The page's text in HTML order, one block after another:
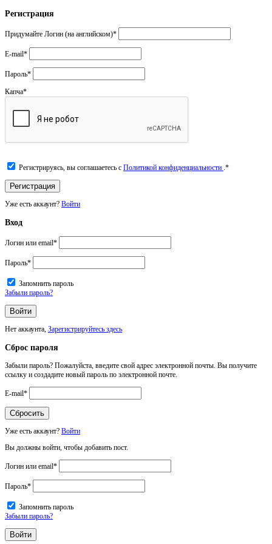
Регистрация
Придумайте Логин (на английском)*
E-mail*
Пароль*
Капча*
Регистрируясь, вы соглашаетесь с Политикой конфиденциальности .*
Уже есть аккаунт? Войти
Вход
Логин или email*
Пароль*
Запомнить пароль
Забыли пароль?
Нет аккаунта, Зарегистрируйтесь здесь
Сброс пароля
Забыли пароль? Пожалуйста, введите свой адрес электронной почты. Вы получите
ссылку и создадите новый пароль по электронной почте.
E-mail*
Уже есть аккаунт? Войти
Вы должны войти, чтобы добавить пост.
Логин или email*
Пароль*
Запомнить пароль
Забыли пароль?